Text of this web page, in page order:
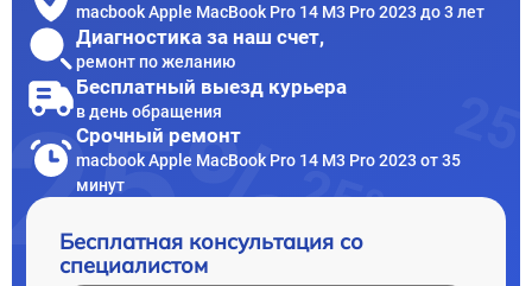
macbook Apple MacBook Pro 14 M3 Pro 2023 до 3 лет
Диагностика за наш счет,
ремонт по желанию
Бесплатный выезд курьера
в день обращения
Срочный ремонт
macbook Apple MacBook Pro 14 M3 Pro 2023 от 35
минут
Бесплатная консультация со
специалистом